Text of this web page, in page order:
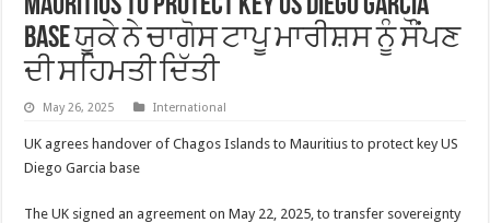
Mauritius to protect key US Diego Garcia
base ਯੂਕੇ ਨੇ ਚਾਗੋਸ ਟਾਪੂ ਮਾਰੀਸ਼ਸ ਨੂੰ ਸੌਂਪਣ
ਦੀ ਸਹਿਮਤੀ ਦਿੱਤੀ
May 26, 2025 International
UK agrees handover of Chagos Islands to Mauritius to protect key US
Diego Garcia base
The UK signed an agreement on May 22, 2025, to transfer sovereignty